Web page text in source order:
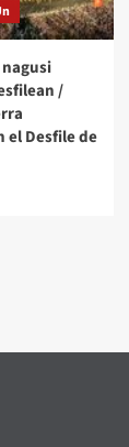
/
el Desfile de